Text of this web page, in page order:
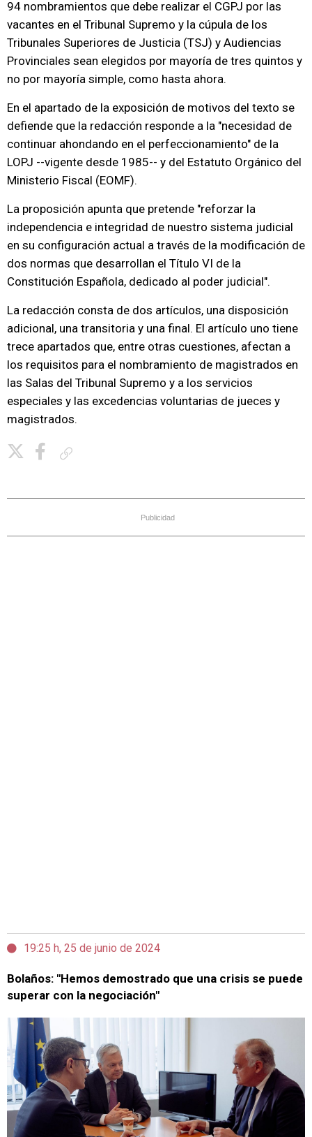
94 nombramientos que debe realizar el CGPJ por las
vacantes en el Tribunal Supremo y la cúpula de los
Tribunales Superiores de Justicia (TSJ) y Audiencias
Provinciales sean elegidos por mayoría de tres quintos y
no por mayoría simple, como hasta ahora.
En el apartado de la exposición de motivos del texto se
defiende que la redacción responde a la "necesidad de
continuar ahondando en el perfeccionamiento" de la
LOPJ --vigente desde 1985-- y del Estatuto Orgánico del
Ministerio Fiscal (EOMF).
La proposición apunta que pretende "reforzar la
independencia e integridad de nuestro sistema judicial
en su configuración actual a través de la modificación de
dos normas que desarrollan el Título VI de la
Constitución Española, dedicado al poder judicial".
La redacción consta de dos artículos, una disposición
adicional, una transitoria y una final. El artículo uno tiene
trece apartados que, entre otras cuestiones, afectan a
los requisitos para el nombramiento de magistrados en
las Salas del Tribunal Supremo y a los servicios
especiales y las excedencias voluntarias de jueces y
magistrados.
Publicidad
19:25 h, 25 de junio de 2024
Bolaños: "Hemos demostrado que una crisis se puede
superar con la negociación"